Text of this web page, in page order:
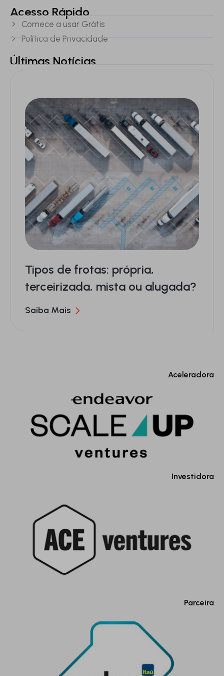
Acesso Rápido
Comece a usar Grátis
Política de Privacidade
Últimas Notícias
Tipos de frotas: própria,
terceirizada, mista ou alugada?
Saiba Mais
Aceleradora
Investidora
Parceira